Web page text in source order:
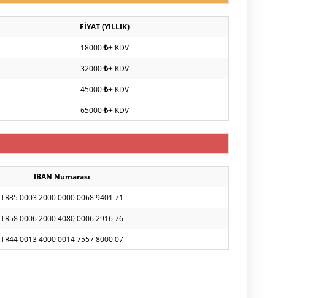
FİYAT (YILLIK)
18000 + KDV
32000 + KDV
45000 + KDV
65000 + KDV
IBAN Numarası
TR85 0003 2000 0000 0068 9401 71
TR58 0006 2000 4080 0006 2916 76
TR44 0013 4000 0014 7557 8000 07